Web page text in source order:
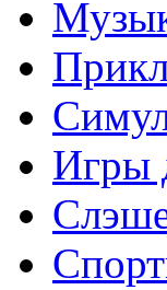
Игры